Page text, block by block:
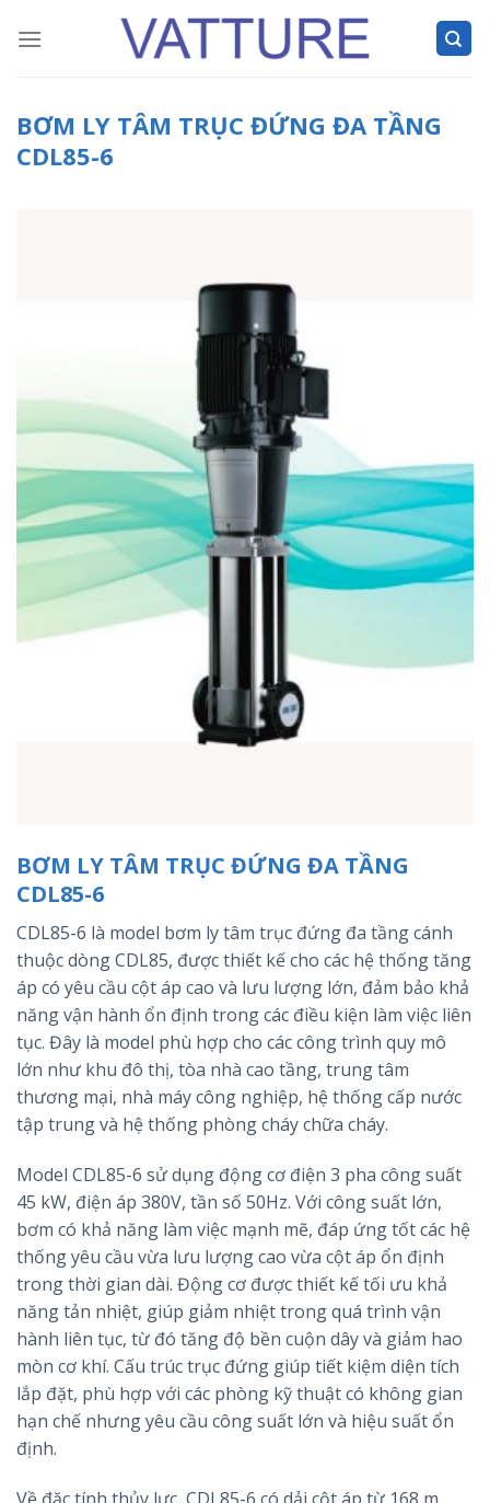
BƠM LY TÂM TRỤC ĐỨNG ĐA TẦNG
CDL85-6
BƠM LY TÂM TRỤC ĐỨNG ĐA TẦNG
CDL85-6
CDL85-6 là model bơm ly tâm trục đứng đa tầng cánh
thuộc dòng CDL85, được thiết kế cho các hệ thống tăng
áp có yêu cầu cột áp cao và lưu lượng lớn, đảm bảo khả
năng vận hành ổn định trong các điều kiện làm việc liên
tục. Đây là model phù hợp cho các công trình quy mô
lớn như khu đô thị, tòa nhà cao tầng, trung tâm
thương mại, nhà máy công nghiệp, hệ thống cấp nước
tập trung và hệ thống phòng cháy chữa cháy.
Model CDL85-6 sử dụng động cơ điện 3 pha công suất
45 kW, điện áp 380V, tần số 50Hz. Với công suất lớn,
bơm có khả năng làm việc mạnh mẽ, đáp ứng tốt các hệ
thống yêu cầu vừa lưu lượng cao vừa cột áp ổn định
trong thời gian dài. Động cơ được thiết kế tối ưu khả
năng tản nhiệt, giúp giảm nhiệt trong quá trình vận
hành liên tục, từ đó tăng độ bền cuộn dây và giảm hao
mòn cơ khí. Cấu trúc trục đứng giúp tiết kiệm diện tích
lắp đặt, phù hợp với các phòng kỹ thuật có không gian
hạn chế nhưng yêu cầu công suất lớn và hiệu suất ổn
định.